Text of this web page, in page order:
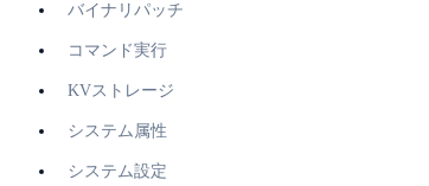
バイナリパッチ
コマンド実行
KVストレージ
システム属性
システム設定